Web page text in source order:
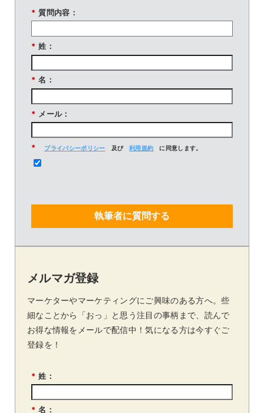
* 質問内容：
* 姓：
* 名：
* メール：
* プライバシーポリシー 及び 利用規約 に同意します。
執筆者に質問する
メルマガ登録
マーケターやマーケティングにご興味のある方へ。些
細なことから「おっ」と思う注目の事柄まで、読んで
お得な情報をメールで配信中！気になる方は今すぐご
登録を！
* 姓：
* 名：